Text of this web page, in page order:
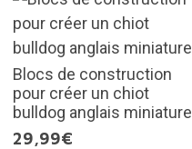
Blocs de construction
pour créer un chiot
bulldog anglais miniature
29,99€